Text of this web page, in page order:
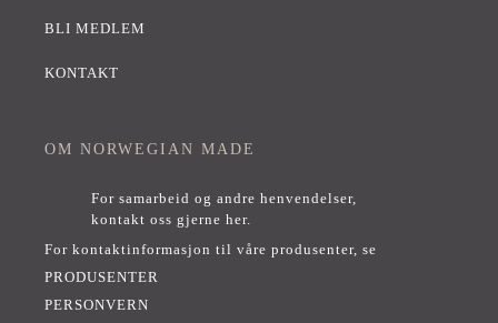
BLI MEDLEM
KONTAKT
OM NORWEGIAN MADE
For samarbeid og andre henvendelser,
kontakt oss gjerne her.
For kontaktinformasjon til våre produsenter, se
PRODUSENTER
PERSONVERN